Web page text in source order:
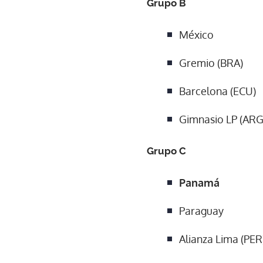
Grupo B
México
Gremio (BRA)
Barcelona (ECU)
Gimnasio LP
Grupo C
Panamá
Paraguay
Alianza Lima